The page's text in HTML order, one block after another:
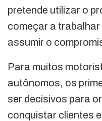
pretende utilizar o
começar a
assumir o
Para muitos
autônomos, os
ser decisivos para
conquistar clientes